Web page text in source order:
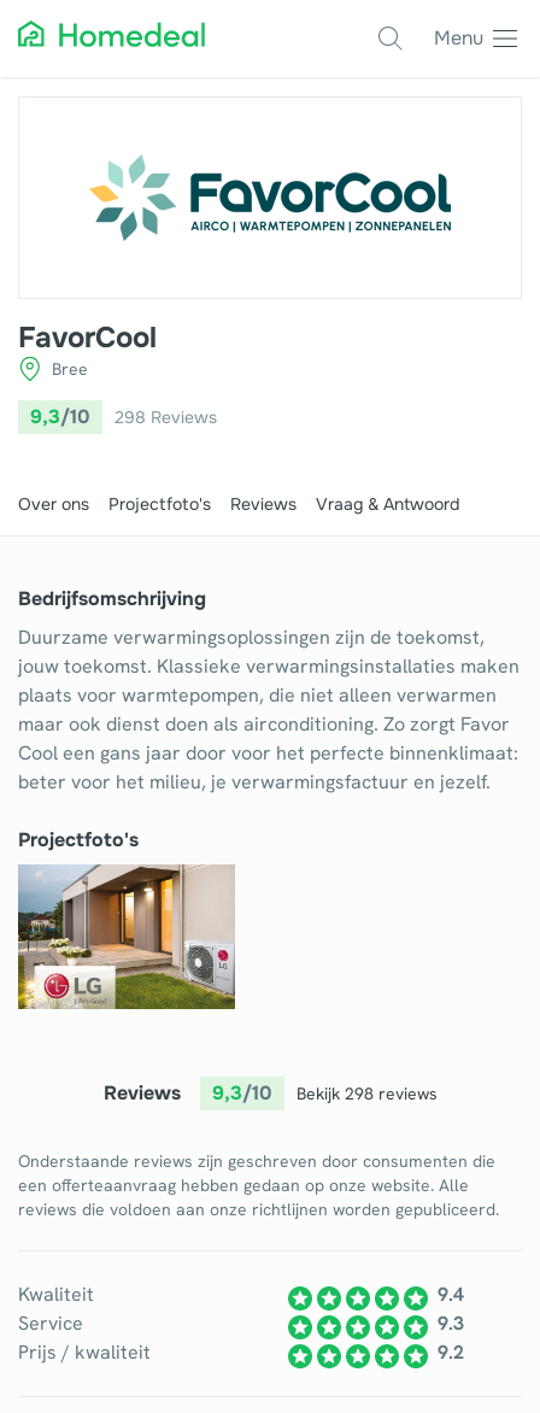
Menu
Aannemer
Airco
Architect
Asbest
Bestrating
Dakwerken
Gevelwerken
Glas
Hekwerken
Hovenier
Loodgieter
Metselaar
Ramen
Rolluiken
Schrijnwerker
Tegelzetter
Vochtbestrijding
Warmtepomp
FavorCool
Bree
9,3/10 298 Reviews
Over ons Projectfoto's Reviews Vraag & Antwoord
Bedrijfsomschrijving
Duurzame verwarmingsoplossingen zijn de toekomst,
jouw toekomst. Klassieke verwarmingsinstallaties maken
plaats voor warmtepompen, die niet alleen verwarmen
maar ook dienst doen als airconditioning. Zo zorgt Favor
Cool een gans jaar door voor het perfecte binnenklimaat:
beter voor het milieu, je verwarmingsfactuur en jezelf.
Projectfoto's
Reviews 9,3/10 Bekijk 298 reviews
Onderstaande reviews zijn geschreven door consumenten die
een offerteaanvraag hebben gedaan op onze website. Alle
reviews die voldoen aan onze richtlijnen worden gepubliceerd.
Kwaliteit
9.4
Service
9.3
Prijs / kwaliteit
9.2